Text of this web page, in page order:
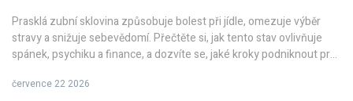
Prasklá zubní sklovina způsobuje bolest při jídle, omezuje výběr
stravy a snižuje sebevědomí. Přečtěte si, jak tento stav ovlivňuje
spánek, psychiku a finance, a dozvíte se, jaké kroky podniknout pro
července 22 2026